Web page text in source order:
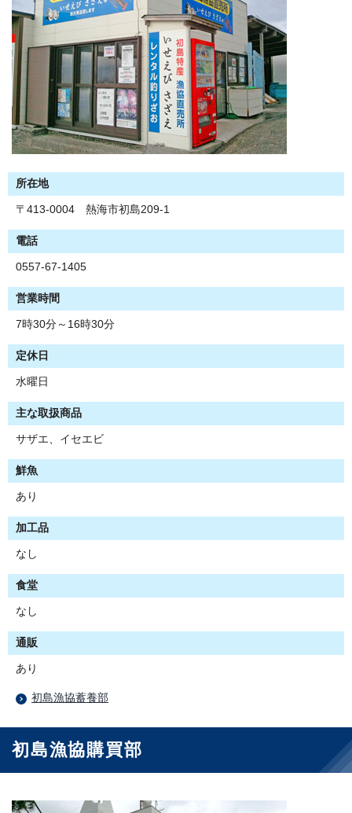
所在地
〒413-0004 熱海市初島209-1
電話
0557-67-1405
営業時間
7時30分～16時30分
定休日
水曜日
主な取扱商品
サザエ、イセエビ
鮮魚
あり
加工品
なし
食堂
なし
通販
あり
初島漁協蓄養部
初島漁協購買部